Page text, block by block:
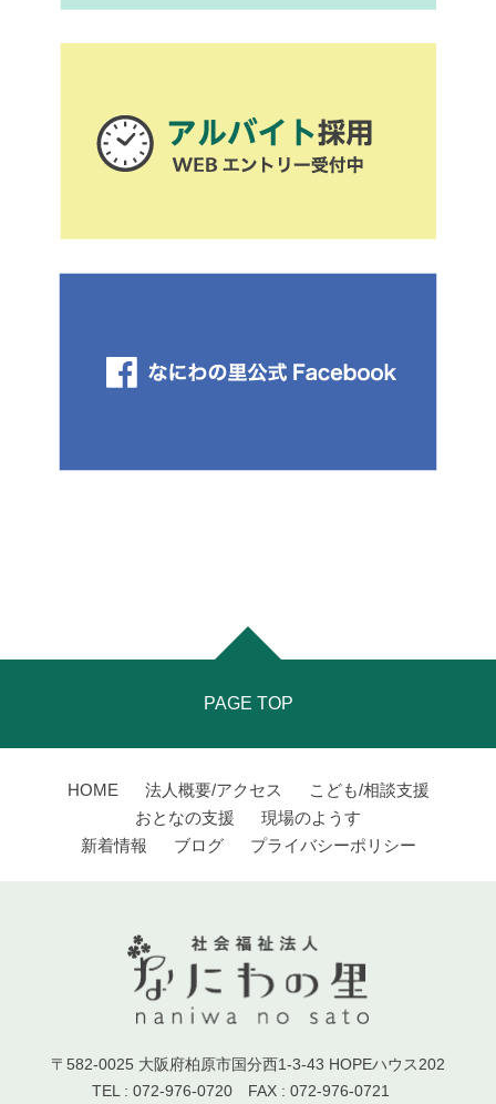
PAGE TOP
HOME 法人概要/アクセス
こども/相談支援
おとなの支援
現場のようす
新着情報
ブログ プライバシーポリシー
〒582-0025 大阪府柏原市国分西1-3-43 HOPEハウス202
TEL : 072-976-0720 FAX : 072-976-0721